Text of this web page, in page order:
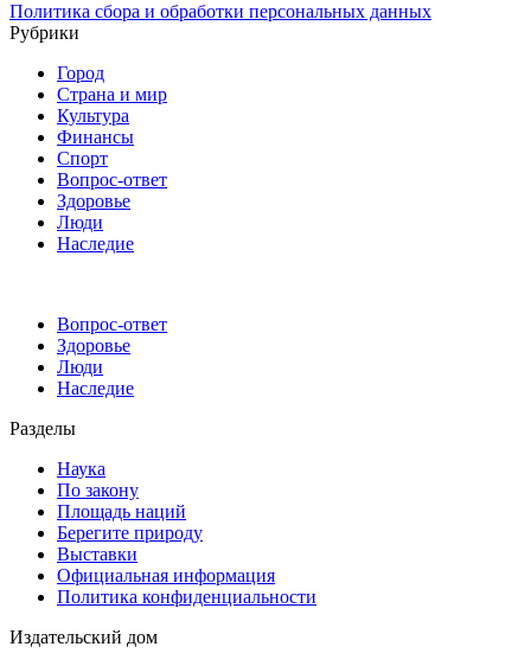
Политика сбора и обработки персональных данных
Рубрики
Город
Страна и мир
Культура
Финансы
Спорт
Вопрос-ответ
Здоровье
Люди
Наследие
Вопрос-ответ
Здоровье
Люди
Наследие
Разделы
Наука
По закону
Площадь наций
Берегите природу
Выставки
Официальная информация
Политика конфиденциальности
Издательский дом